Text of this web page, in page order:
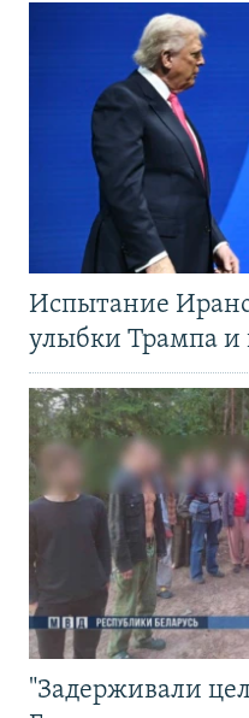
Испытание
улыбки Трампа
"Задерживали